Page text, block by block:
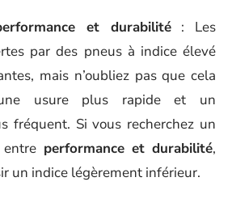
et durabilité: Les
par des pneus à indice élevé
mais n’oubliez pas que cela
usure plus rapide et un
fréquent. Si vous recherchez un
performance et durabilité,
un indice légèrement inférieur.